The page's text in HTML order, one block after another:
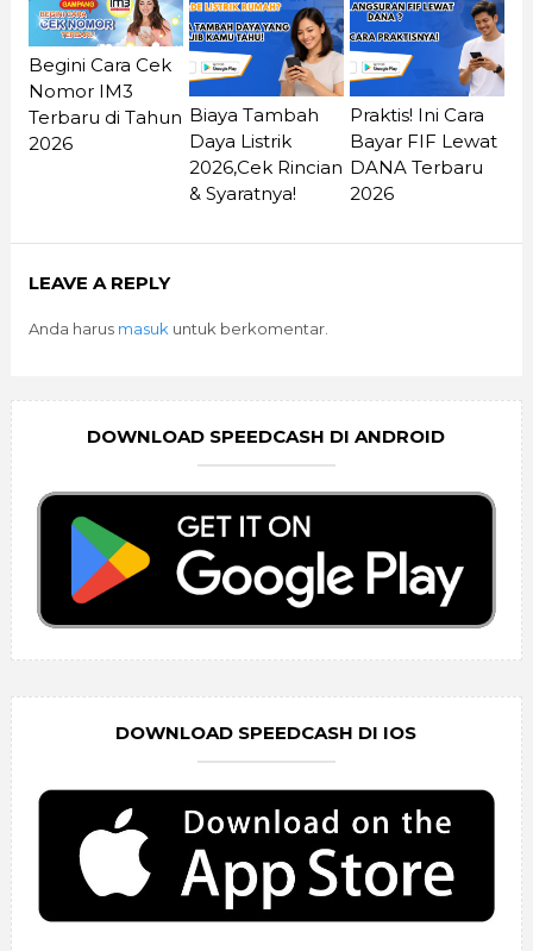
Begini Cara Cek
Nomor IM3
Terbaru di Tahun
2026
Biaya Tambah
Daya Listrik
2026,Cek Rincian
& Syaratnya!
Praktis! Ini Cara
Bayar FIF Lewat
DANA Terbaru
2026
LEAVE A REPLY
Anda harus masuk untuk berkomentar.
DOWNLOAD SPEEDCASH DI ANDROID
DOWNLOAD SPEEDCASH DI IOS